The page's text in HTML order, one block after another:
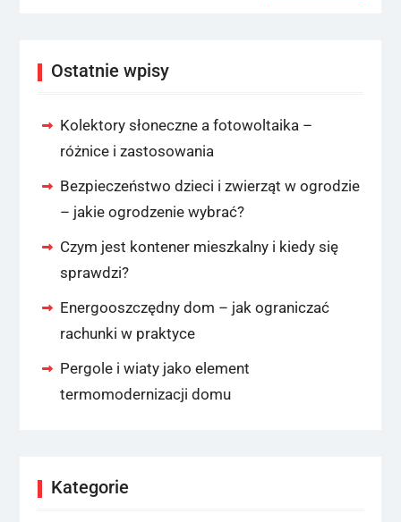
Ostatnie wpisy
Kolektory słoneczne a fotowoltaika –
różnice i zastosowania
Bezpieczeństwo dzieci i zwierząt w ogrodzie
– jakie ogrodzenie wybrać?
Czym jest kontener mieszkalny i kiedy się
sprawdzi?
Energooszczędny dom – jak ograniczać
rachunki w praktyce
Pergole i wiaty jako element
termomodernizacji domu
Kategorie